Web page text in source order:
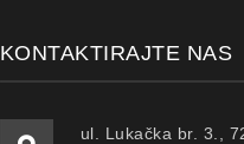
KONTAKTIRAJTE NAS
ul. Lukačka br. 3.,